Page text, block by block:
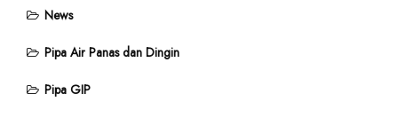
News
Pipa Air Panas dan Dingin
Pipa GIP